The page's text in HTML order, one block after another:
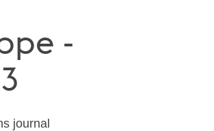
-
journal